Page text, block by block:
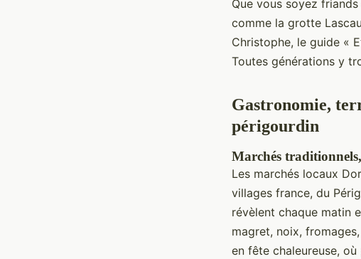
Que vous soyez
comme la grotte
Christophe, le guide «
Toutes générations y
Gastronomie,
périgourdin
Marchés
Les marchés locaux
villages france, du
révèlent chaque matin
magret, noix,
en fête chaleureuse,